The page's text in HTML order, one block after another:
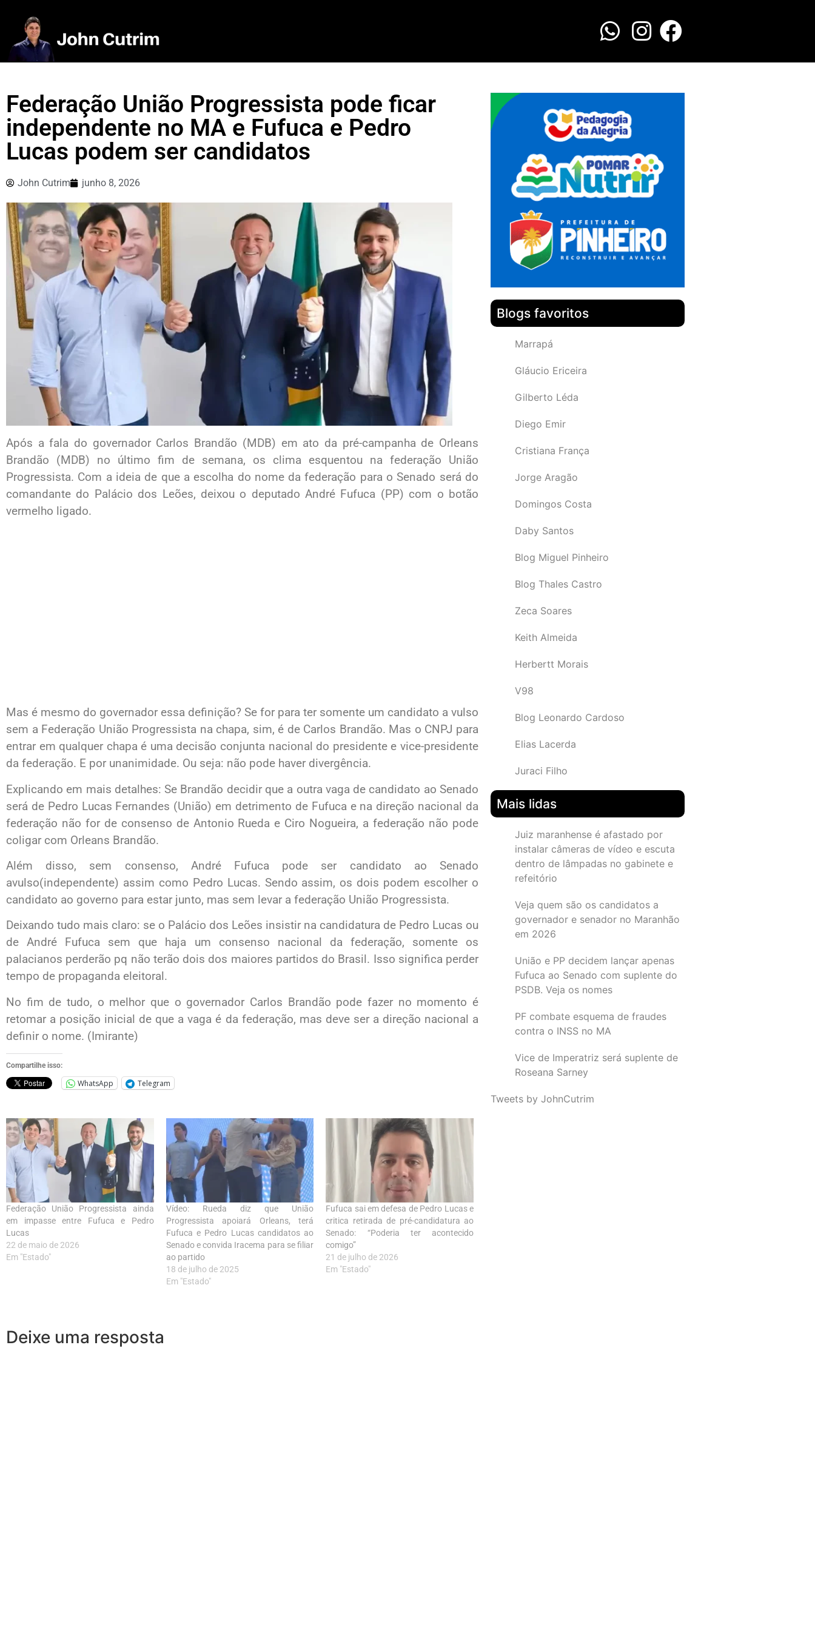
Federação União Progressista pode ficar
independente no MA e Fufuca e Pedro
Lucas podem ser candidatos
John Cutrim junho 8, 2026
Após a fala do governador Carlos Brandão (MDB) em ato da pré-campanha de Orleans
Brandão (MDB) no último fim de semana, os clima esquentou na federação União
Progressista. Com a ideia de que a escolha do nome da federação para o Senado será do
comandante do Palácio dos Leões, deixou o deputado André Fufuca (PP) com o botão
vermelho ligado.
Mas é mesmo do governador essa definição? Se for para ter somente um candidato a vulso
sem a Federação União Progressista na chapa, sim, é de Carlos Brandão. Mas o CNPJ para
entrar em qualquer chapa é uma decisão conjunta nacional do presidente e vice-presidente
da federação. E por unanimidade. Ou seja: não pode haver divergência.
Explicando em mais detalhes: Se Brandão decidir que a outra vaga de candidato ao Senado
será de Pedro Lucas Fernandes (União) em detrimento de Fufuca e na direção nacional da
federação não for de consenso de Antonio Rueda e Ciro Nogueira, a federação não pode
coligar com Orleans Brandão.
Além disso, sem consenso, André Fufuca pode ser candidato ao Senado
avulso(independente) assim como Pedro Lucas. Sendo assim, os dois podem escolher o
candidato ao governo para estar junto, mas sem levar a federação União Progressista.
Deixando tudo mais claro: se o Palácio dos Leões insistir na candidatura de Pedro Lucas ou
de André Fufuca sem que haja um consenso nacional da federação, somente os
palacianos perderão pq não terão dois dos maiores partidos do Brasil. Isso significa perder
tempo de propaganda eleitoral.
No fim de tudo, o melhor que o governador Carlos Brandão pode fazer no momento é
retomar a posição inicial de que a vaga é da federação, mas deve ser a direção nacional a
definir o nome. (Imirante)
Compartilhe isso:
WhatsApp Telegram
Federação União Progressista ainda
em impasse entre Fufuca e Pedro
Lucas
22 de maio de 2026
Em "Estado"
Vídeo: Rueda diz que União
Progressista apoiará Orleans, terá
Fufuca e Pedro Lucas candidatos ao
Senado e convida Iracema para se filiar
ao partido
18 de julho de 2025
Em "Estado"
Fufuca sai em defesa de Pedro Lucas e
critica retirada de pré-candidatura ao
Senado: “Poderia ter acontecido
comigo”
21 de julho de 2026
Em "Estado"
Deixe uma resposta
Blogs favoritos
Marrapá
Gláucio Ericeira
Gilberto Léda
Diego Emir
Cristiana França
Jorge Aragão
Domingos Costa
Daby Santos
Blog Miguel Pinheiro
Blog Thales Castro
Zeca Soares
Keith Almeida
Herbertt Morais
V98
Blog Leonardo Cardoso
Elias Lacerda
Juraci Filho
Mais lidas
Juiz maranhense é afastado por
instalar câmeras de vídeo e escuta
dentro de lâmpadas no gabinete e
refeitório
Veja quem são os candidatos a
governador e senador no Maranhão
em 2026
União e PP decidem lançar apenas
Fufuca ao Senado com suplente do
PSDB. Veja os nomes
PF combate esquema de fraudes
contra o INSS no MA
Vice de Imperatriz será suplente de
Roseana Sarney
Tweets by JohnCutrim